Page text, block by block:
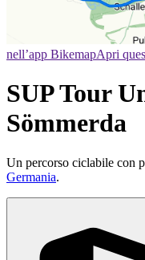
nell’app BikemapApri
SUP Tour
Sömmerda
Un percorso ciclabile con
Germania.